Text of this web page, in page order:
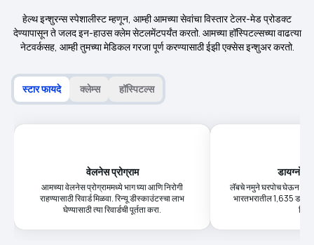
हेल्थ इन्शुरन्स स्पेशालीस्ट म्हणून, आम्ही आमच्या सेवांचा विस्तार टेलर-मेड प्रोडक्ट
देण्यापासून ते जलद इन-हाउस क्लेम सेटलमेंटपर्यंत करतो. आमच्या हॉस्पिटल्सच्या वाढत्या
नेटवर्कसह, आम्ही तुमच्या मेडिकल गरजा पूर्ण करण्यासाठी ईझी एक्सेस इन्शुअर करतो.
स्टार फायदे क्लेम्स हॉस्पिटल्स
वेलनेस प्रोग्राम
आमच्या वेलनेस प्रोग्राममध्ये भाग घ्या आणि निरोगी
राहण्यासाठी रिवार्ड मिळवा. रिन्यू डीस्काउंटस्चा लाभ
घेण्यासाठी त्या रिवार्डची पूर्तता करा.
लॅबचे नमुने घरपोच घेऊन
भारतभरातील 1,635